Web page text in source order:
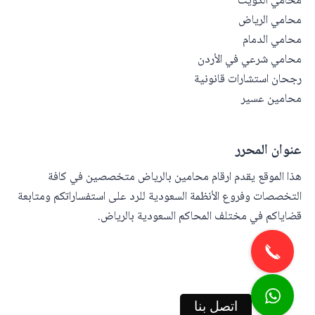
محامي الرياض
محامي الدمام
محامي شرعي في الأردن
رجحان استشارات قانونية
محامين عسير
عنوان المحرر
هذا الموقع يقدم ارقام محامين بالرياض متخصصين في كافة
التخصصات وفروع الأنظمة السعودية للرد على استفساراتكم ومتابعة
قضاياكم في مختلف المحاكم السعودية بالرياض.
اتصل بنا